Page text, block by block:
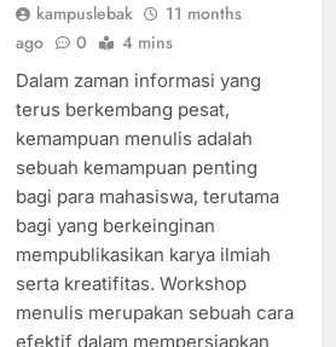
kampuslebak
11 months
ago
0 4 mins
Dalam zaman informasi yang
terus berkembang pesat,
kemampuan menulis adalah
sebuah kemampuan penting
bagi para mahasiswa, terutama
bagi yang berkeinginan
mempublikasikan karya ilmiah
serta kreatifitas. Workshop
menulis merupakan sebuah cara
efektif dalam mempersiapkan